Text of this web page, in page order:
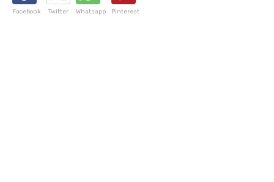
Facebook Twitter Whatsapp Pinterest